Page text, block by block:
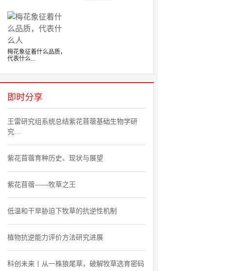
梅花象征着什么品质，
代表什么...
即时分享
王雷研究组系统总结紫花苜蓿基础生物学研
究...
紫花苜蓿育种历史、现状与展望
紫花苜蓿——牧草之王
低温和干旱胁迫下牧草的抗逆性机制
植物抗逆能力评价方法研究进展
科创未来丨从一株狼尾草，破解牧草选育密码